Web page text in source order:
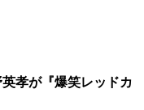
孝が『爆笑レッドカ